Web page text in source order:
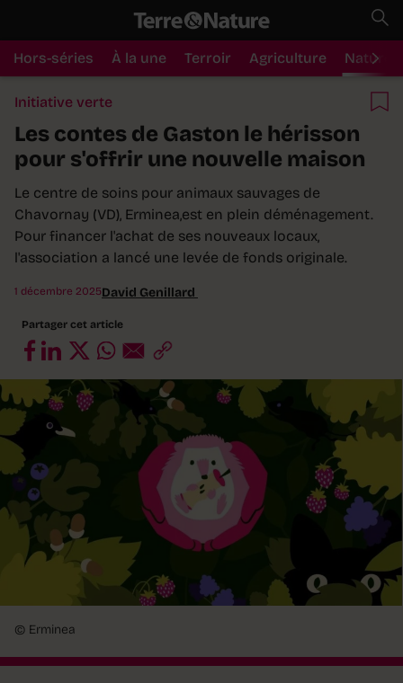
Hors-séries À la une Terroir Agriculture Nature
Initiative verte
Les contes de Gaston le hérisson
pour s'offrir une nouvelle maison
Le centre de soins pour animaux sauvages de
Chavornay (VD), Erminea,est en plein déménagement.
Pour financer l'achat de ses nouveaux locaux,
l'association a lancé une levée de fonds originale.
1 décembre 2025David Genillard
Partager cet article
© Erminea